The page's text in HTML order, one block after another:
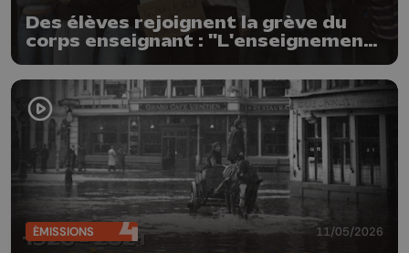
Des élèves rejoignent la grève du
corps enseignant : "L'enseignement
ÉMISSIONS 11/05/2026